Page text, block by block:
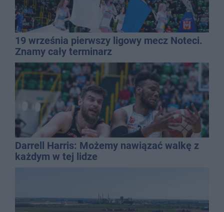
19 września pierwszy ligowy mecz Noteci.
Znamy cały terminarz
Darrell Harris: Możemy nawiązać walkę z
każdym w tej lidze